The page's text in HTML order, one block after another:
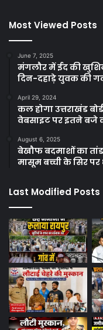
Most Viewed Posts
June 7, 2025
मंगलौर में ईद की
दिन-दहाड़े युवक की
April 29, 2024
कल होगा उत्तराखंड
वेबसाइट पर इतने
August 6, 2025
बेखौफ बदमाशों का
मासूम बच्ची के सिर पर
Last Modified Posts